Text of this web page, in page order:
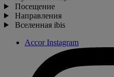
Посещение
Направления
Вселенная ibis
Accor Instagram